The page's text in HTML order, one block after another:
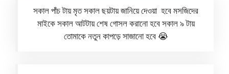
সকাল পাঁচ টায় মৃত সকাল ছয়টায় জানিয়ে দেওয়া হবে মসজিদের
মাইকে সকাল আটটায় শেষ গোসল করানো হবে সকাল ৯ টায়
তোমাকে নতুন কাপড়ে সাজানো হবে 😭